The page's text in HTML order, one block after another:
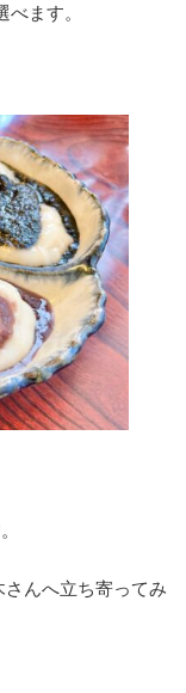
ます。
んへ立ち寄ってみ